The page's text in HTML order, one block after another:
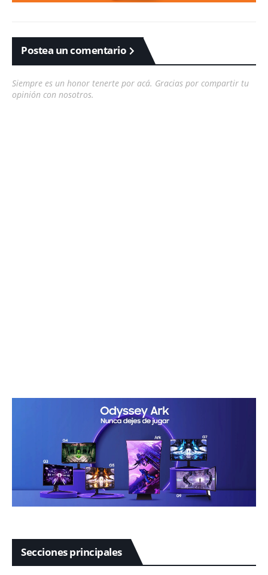
Postea un comentario
Siempre es un honor tenerte por acá. Gracias por compartir tu
opinión con nosotros.
Secciones principales